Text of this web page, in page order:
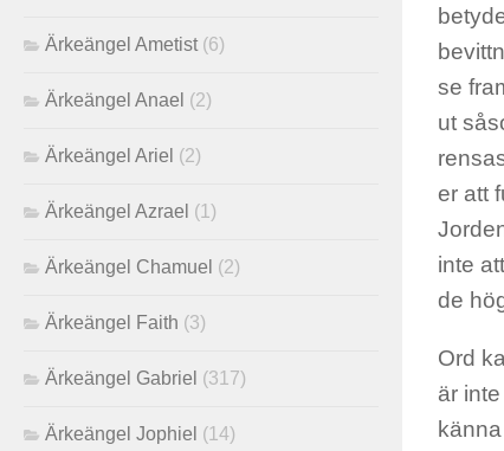
se
ut
er att
inte
de
Ord
är
Ärkeängel Ametist (6)
Ärkeängel Anael (2)
Ärkeängel Ariel (2)
Ärkeängel Azrael (1)
Ärkeängel Chamuel (2)
Ärkeängel Faith (3)
Ärkeängel Gabriel (317)
Ärkeängel Jophiel (14)